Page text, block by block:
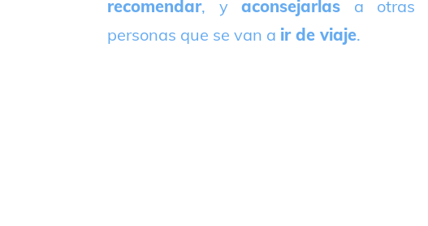
recomendar, y aconsejarlas a otras
personas que se van a ir de viaje.